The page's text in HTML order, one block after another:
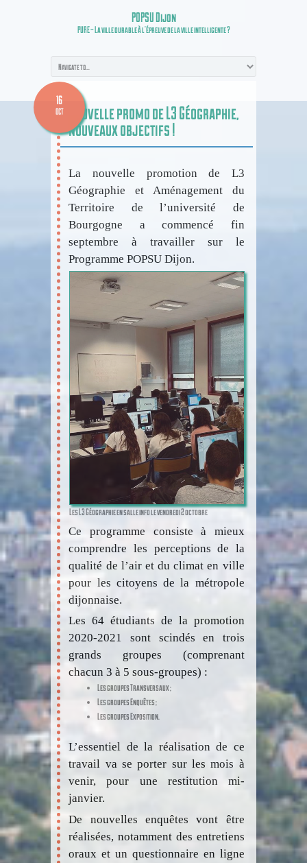
POPSU Dijon
PURE – La ville durable à l’épreuve de la ville intelligente ?
16
OCT
Nouvelle promo de L3 Géographie,
nouveaux objectifs !
La nouvelle promotion de L3
Géographie et Aménagement du
Territoire de l’université de
Bourgogne a commencé fin
septembre à travailler sur le
Programme POPSU Dijon.
Les L3 Géographie en salle info le vendredi 2 octobre
Ce programme consiste à mieux
comprendre les perceptions de la
qualité de l’air et du climat en ville
pour les citoyens de la métropole
dijonnaise.
Les 64 étudiants de la promotion
2020-2021 sont scindés en trois
grands groupes (comprenant
chacun 3 à 5 sous-groupes) :
Les groupes Transversaux ;
Les groupes Enquêtes ;
Les groupes Exposition.
L’essentiel de la réalisation de ce
travail va se porter sur les mois à
venir, pour une restitution mi-
janvier.
De nouvelles enquêtes vont être
réalisées, notamment des entretiens
oraux et un questionnaire en ligne